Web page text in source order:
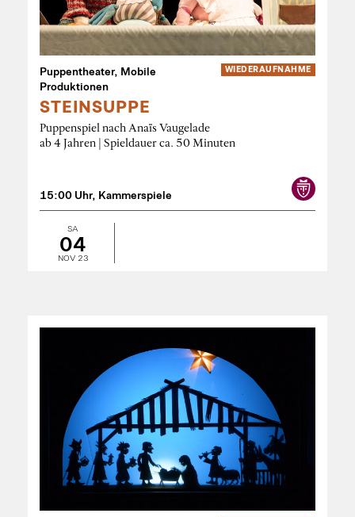
WIEDER­AUFNAHME
Puppentheater, Mobile
Produktionen
STEINSUPPE
Puppenspiel nach Anaïs Vaugelade
ab 4 Jahren | Spieldauer ca. 50 Minuten
15:00 Uhr, Kammerspiele
SA
04
NOV 23